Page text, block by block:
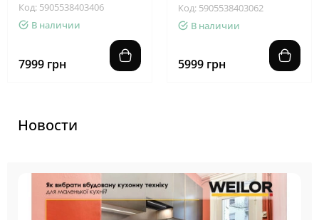
Код: 5905538403406
В наличии
7999 грн
Код: 5905538403062
В наличии
5999 грн
Новости